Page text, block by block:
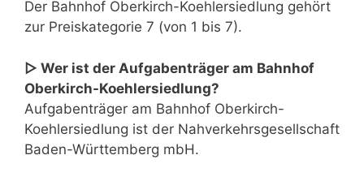
Der Bahnhof Oberkirch-Koehlersiedlung gehört
zur Preiskategorie 7 (von 1 bis 7).
▷ Wer ist der Aufgabenträger am Bahnhof
Oberkirch-Koehlersiedlung?
Aufgabenträger am Bahnhof Oberkirch-
Koehlersiedlung ist der Nahverkehrsgesellschaft
Baden-Württemberg mbH.